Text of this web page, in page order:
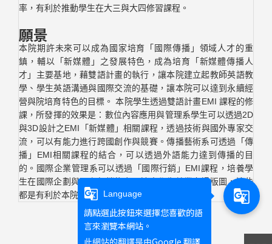
率，有利於推動學生在大三與大四修習課程。
願景
本院期許未來可以成為國家培育「國際傳播」領域人才的重
鎮，輔以「新媒體」之發展特色，成為培育「新媒體傳播人
才」主要基地，藉雙語計畫的執行，讓本院建立起教師英語教
學、學生英語溝通與國際交流的基礎，讓本院可以達到永續經
營與院培育特色的目標。 本院學生透過雙語計畫EMI 課程的修
課，所發揮的效果是：數位內容應用與管理系學生可以透過2D
與3D設計之EMI「新媒體」相關課程，透過技術與國外專家交
流，可以有能力進行跨國創作與競賽。傳播藝術系可透過「傳
播」EMI相關課程的結合，可以透過外語能力達到傳播的目
的。國際企業管理系可以透過「國際行銷」EMI課程，培養學
生在國際企劃與國際行銷能力，擴大學生就業市場版圖，這些
都是有利於本院達到新媒體國際傳播的方向。
g_translate Language
請點選此按鈕來選擇您喜歡的語
言來瀏覽本網站。
此網站的翻譯是由Google 翻譯
g_translate